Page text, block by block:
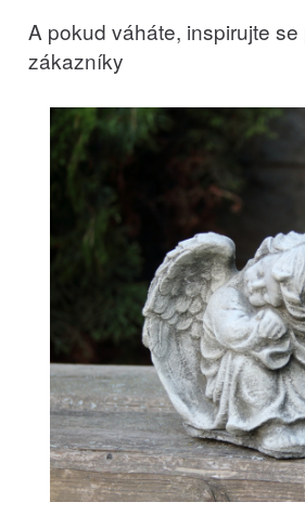
A pokud váháte, inspirujte
zákazníky